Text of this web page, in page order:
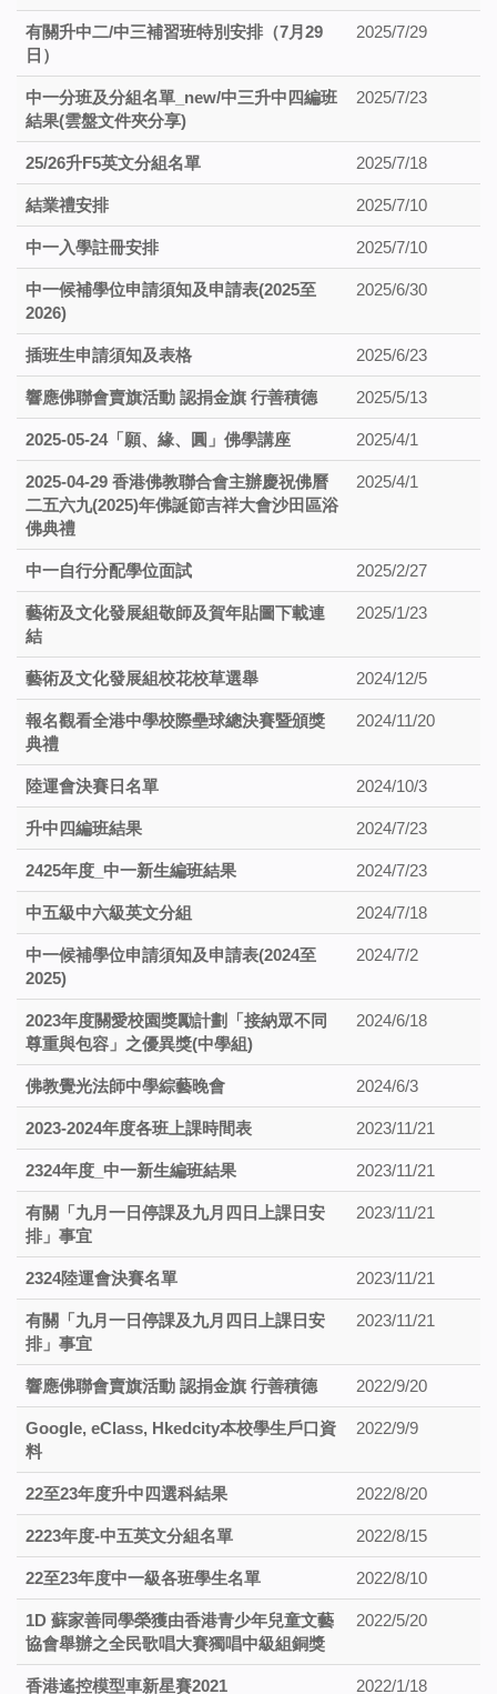
有關升中二/中三補習班特別安排（7月29
日）
2025/7/29
中一分班及分組名單_new/中三升中四編班
結果(雲盤文件夾分享)
2025/7/23
25/26升F5英文分組名單 2025/7/18
結業禮安排 2025/7/10
中一入學註冊安排 2025/7/10
中一候補學位申請須知及申請表(2025至
2026)
2025/6/30
插班生申請須知及表格 2025/6/23
響應佛聯會賣旗活動 認捐金旗 行善積德 2025/5/13
2025-05-24「願、緣、圓」佛學講座 2025/4/1
2025-04-29 香港佛教聯合會主辦慶祝佛曆
二五六九(2025)年佛誕節吉祥大會沙田區浴
佛典禮
2025/4/1
中一自行分配學位面試 2025/2/27
藝術及文化發展組敬師及賀年貼圖下載連
結
2025/1/23
藝術及文化發展組校花校草選舉 2024/12/5
報名觀看全港中學校際壘球總決賽暨頒獎
典禮
2024/11/20
陸運會決賽日名單 2024/10/3
升中四編班結果 2024/7/23
2425年度_中一新生編班結果 2024/7/23
中五級中六級英文分組 2024/7/18
中一候補學位申請須知及申請表(2024至
2025)
2024/7/2
2023年度關愛校園獎勵計劃「接納眾不同
尊重與包容」之優異獎(中學組)
2024/6/18
佛教覺光法師中學綜藝晚會 2024/6/3
2023-2024年度各班上課時間表 2023/11/21
2324年度_中一新生編班結果 2023/11/21
有關「九月一日停課及九月四日上課日安
排」事宜
2023/11/21
2324陸運會決賽名單 2023/11/21
有關「九月一日停課及九月四日上課日安
排」事宜
2023/11/21
響應佛聯會賣旗活動 認捐金旗 行善積德 2022/9/20
Google, eClass, Hkedcity本校學生戶口資
料
2022/9/9
22至23年度升中四選科結果 2022/8/20
2223年度-中五英文分組名單 2022/8/15
22至23年度中一級各班學生名單 2022/8/10
1D 蘇家善同學榮獲由香港青少年兒童文藝
協會舉辦之全民歌唱大賽獨唱中級組銅獎
2022/5/20
香港遙控模型車新星賽2021 2022/1/18